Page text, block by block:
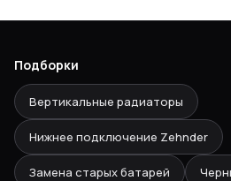
Подборки
Вертикальные радиаторы
Нижнее подключение Zehnder
Замена старых батарей